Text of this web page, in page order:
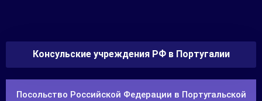
Консульские учреждения РФ в Португалии
Посольство Российской Федерации в Португальской